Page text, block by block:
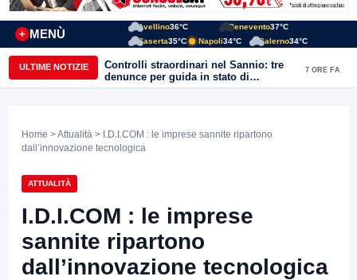
MENÙ
+
Avellino36°C Benevento37°C
Caserta35°C Napoli34°C Salerno34°C
ULTIME NOTIZIE
Controlli straordinari nel Sannio: tre
denunce per guida in stato di
ebbrezza, un arresto e 1.500 kg di
7 ORE FA
Home >Attualità > I.D.I.COM : le imprese sannite ripartono
dall’innovazione tecnologica
ATTUALITÀ
I.D.I.COM : le imprese
sannite ripartono
dall’innovazione tecnologica